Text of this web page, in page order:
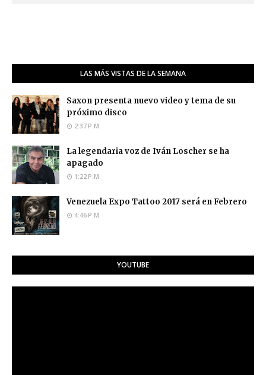
LAS MÁS VISTAS DE LA SEMANA
Saxon presenta nuevo video y tema de su
próximo disco
2:37 P.M.
La legendaria voz de Iván Loscher se ha
apagado
1:22 P.M.
Venezuela Expo Tattoo 2017 será en Febrero
4:46 P.M.
YOUTUBE